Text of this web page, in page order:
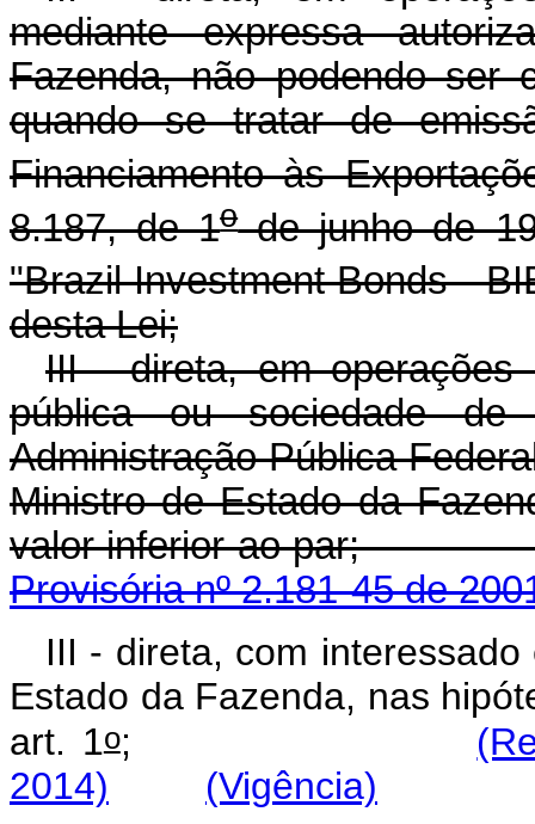
mediante expressa
Fazenda, não podendo ser
quando se tratar de
Financiamento às
8.187, de 1ode junho de
"Brazil Investment Bonds -
desta Lei;
III - direta, em operações
pública ou sociedade de
Administração Pública
Ministro de Estado da
valor inferior ao
Provisória nº 2.181-45 de
III - direta, com
Estado da Fazenda, nas
art. 1o;
2014)
(Vigência)